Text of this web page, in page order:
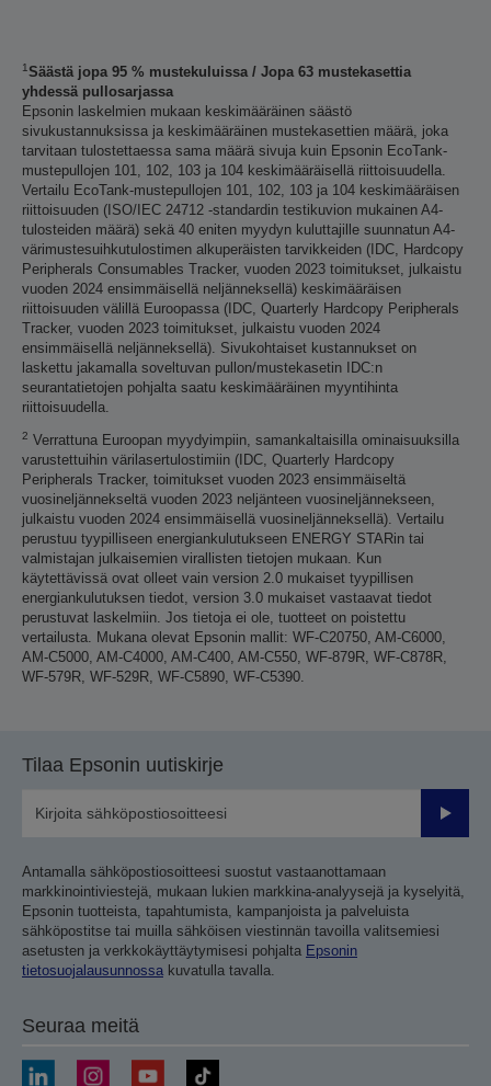
1Säästä jopa 95 % mustekuluissa / Jopa 63 mustekasettia
yhdessä pullosarjassa
Epsonin laskelmien mukaan keskimääräinen säästö
sivukustannuksissa ja keskimääräinen mustekasettien määrä, joka
tarvitaan tulostettaessa sama määrä sivuja kuin Epsonin EcoTank-
mustepullojen 101, 102, 103 ja 104 keskimääräisellä riittoisuudella.
Vertailu EcoTank-mustepullojen 101, 102, 103 ja 104 keskimääräisen
riittoisuuden (ISO/IEC 24712 -standardin testikuvion mukainen A4-
tulosteiden määrä) sekä 40 eniten myydyn kuluttajille suunnatun A4-
värimustesuihkutulostimen alkuperäisten tarvikkeiden (IDC, Hardcopy
Peripherals Consumables Tracker, vuoden 2023 toimitukset, julkaistu
vuoden 2024 ensimmäisellä neljänneksellä) keskimääräisen
riittoisuuden välillä Euroopassa (IDC, Quarterly Hardcopy Peripherals
Tracker, vuoden 2023 toimitukset, julkaistu vuoden 2024
ensimmäisellä neljänneksellä). Sivukohtaiset kustannukset on
laskettu jakamalla soveltuvan pullon/mustekasetin IDC:n
seurantatietojen pohjalta saatu keskimääräinen myyntihinta
riittoisuudella.
2 Verrattuna Euroopan myydyimpiin, samankaltaisilla ominaisuuksilla
varustettuihin värilasertulostimiin (IDC, Quarterly Hardcopy
Peripherals Tracker, toimitukset vuoden 2023 ensimmäiseltä
vuosineljännekseltä vuoden 2023 neljänteen vuosineljännekseen,
julkaistu vuoden 2024 ensimmäisellä vuosineljänneksellä). Vertailu
perustuu tyypilliseen energiankulutukseen ENERGY STARin tai
valmistajan julkaisemien virallisten tietojen mukaan. Kun
käytettävissä ovat olleet vain version 2.0 mukaiset tyypillisen
energiankulutuksen tiedot, version 3.0 mukaiset vastaavat tiedot
perustuvat laskelmiin. Jos tietoja ei ole, tuotteet on poistettu
vertailusta. Mukana olevat Epsonin mallit: WF-C20750, AM-C6000,
AM-C5000, AM-C4000, AM-C400, AM-C550, WF-879R, WF-C878R,
WF-579R, WF-529R, WF-C5890, WF-C5390.
Tilaa Epsonin uutiskirje
Lähetä
Antamalla sähköpostiosoitteesi suostut vastaanottamaan
markkinointiviestejä, mukaan lukien markkina-analyysejä ja kyselyitä,
Epsonin tuotteista, tapahtumista, kampanjoista ja palveluista
sähköpostitse tai muilla sähköisen viestinnän tavoilla valitsemiesi
asetusten ja verkkokäyttäytymisesi pohjalta Epsonin
tietosuojalausunnossa kuvatulla tavalla.
Seuraa meitä